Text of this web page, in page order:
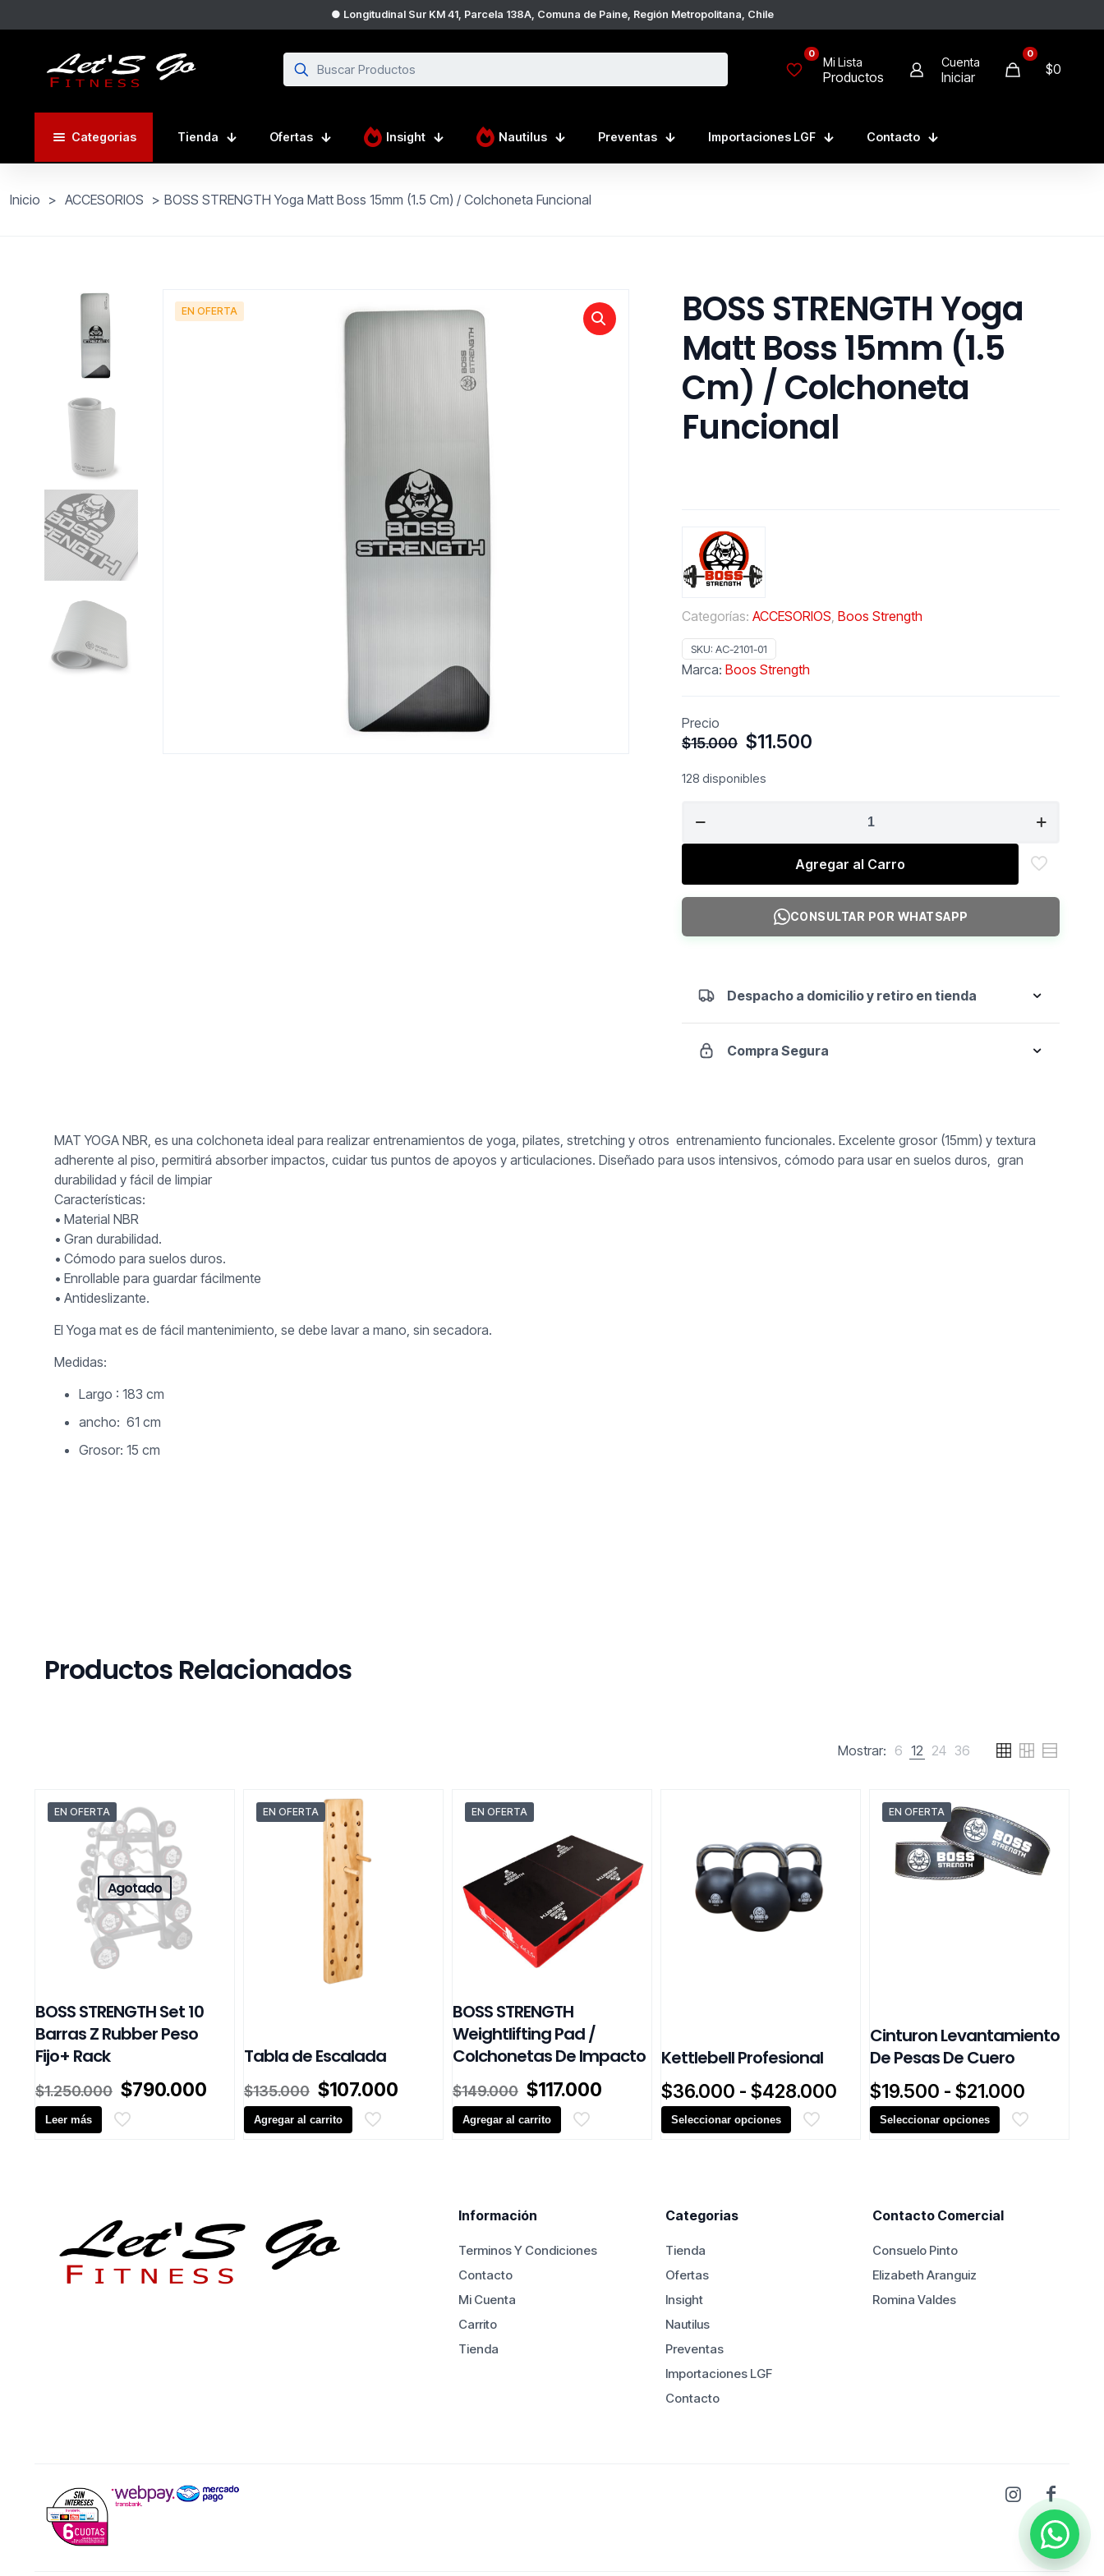
● Longitudinal Sur KM 41, Parcela 138A, Comuna de Paine, Región Metropolitana, Chile
0
Mi Lista
Productos
Cuenta
Iniciar
0
$0
Categorias Tienda Ofertas Insight Nautilus Preventas Importaciones LGF Contacto
Inicio > ACCESORIOS > BOSS STRENGTH Yoga Matt Boss 15mm (1.5 Cm) / Colchoneta Funcional
EN OFERTA
BOSS STRENGTH Yoga
Matt Boss 15mm (1.5
Cm) / Colchoneta
Funcional
Categorías: ACCESORIOS, Boos Strength
SKU: AC-2101-01
Marca: Boos Strength
Precio
$15.000 El
original
$11.500
$11.500.
128 disponibles
Yoga
Boss
(1.5
Colchoneta
Funcional
cantidad
Agregar al Carro
CONSULTAR POR WHATSAPP
Despacho a domicilio y retiro en tienda
Compra Segura
MAT YOGA NBR, es una colchoneta ideal para realizar entrenamientos de yoga, pilates, stretching y otros entrenamiento funcionales. Excelente grosor (15mm) y textura
adherente al piso, permitirá absorber impactos, cuidar tus puntos de apoyos y articulaciones. Diseñado para usos intensivos, cómodo para usar en suelos duros, gran
durabilidad y fácil de limpiar
Características:
• Material NBR
• Gran durabilidad.
• Cómodo para suelos duros.
• Enrollable para guardar fácilmente
• Antideslizante.
El Yoga mat es de fácil mantenimiento, se debe lavar a mano, sin secadora.
Medidas:
Largo : 183 cm
ancho: 61 cm
Grosor: 15 cm
Productos Relacionados
Mostrar: 6 12 24 36
EN OFERTA
Agotado
BOSS STRENGTH Set 10
Barras Z Rubber Peso
Fijo+ Rack
$1.250.000 El
precio
original
$790.000
precio
actual
Leer más
EN OFERTA
Tabla de Escalada
$135.000 El
precio
original
$107.000
Agregar al carrito
EN OFERTA
BOSS STRENGTH
Weightlifting Pad /
Colchonetas De Impacto
$149.000 El
precio
original
$117.000
Agregar al carrito
Kettlebell Profesional
$36.000 - $428.000 Rango
precios:
Seleccionar opciones
múltiples
variantes.
Las
opciones
pueden
elegir
en
la
página
de
EN OFERTA
Cinturon Levantamiento
De Pesas De Cuero
$19.500 - $21.000
de
precios:
Seleccionar opciones
múltiples
Las
opciones
pueden
Información
Terminos Y Condiciones
Contacto
Mi Cuenta
Carrito
Tienda
Categorias
Tienda
Ofertas
Insight
Nautilus
Preventas
Importaciones LGF
Contacto
Contacto Comercial
Consuelo Pinto
Elizabeth Aranguiz
Romina Valdes